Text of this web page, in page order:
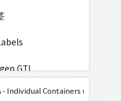
GTL
Individual Containers (2001)